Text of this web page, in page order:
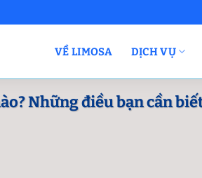
VỀ LIMOSA DỊCH VỤ
Những điều bạn cần